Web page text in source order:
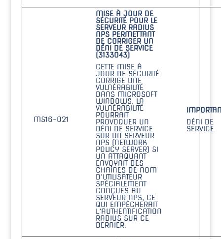
MS16-021
MISE À JOUR DE
SÉCURITÉ POUR LE
SERVEUR RADIUS
NPS PERMETTANT
DE CORRIGER UN
DÉNI DE SERVICE
(3133043)
CETTE MISE À
JOUR DE SÉCURITÉ
CORRIGE UNE
VULNÉRABILITÉ
DANS MICROSOFT
WINDOWS. LA
VULNÉRABILITÉ
POURRAIT
PROVOQUER UN
DÉNI DE SERVICE
SUR UN SERVEUR
NPS (NETWORK
POLICY SERVER) SI
UN ATTAQUANT
ENVOYAIT DES
CHAÎNES DE NOM
D’UTILISATEUR
SPÉCIALEMENT
CONÇUES AU
SERVEUR NPS, CE
QUI EMPÊCHERAIT
L’AUTHENTIFICATION
RADIUS SUR CE
DERNIER.
DÉNI DE
SERVICE